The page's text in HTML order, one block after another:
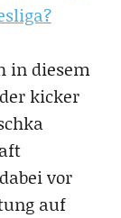
in diesem
kicker
vor
auf